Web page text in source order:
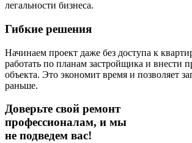
легальности бизнеса.
Гибкие решения
Начинаем проект даже без доступа к
работать по планам застройщика и внести
объекта. Это экономит время и позволяет
раньше.
Доверьте свой ремонт
профессионалам, и мы
не подведем вас!